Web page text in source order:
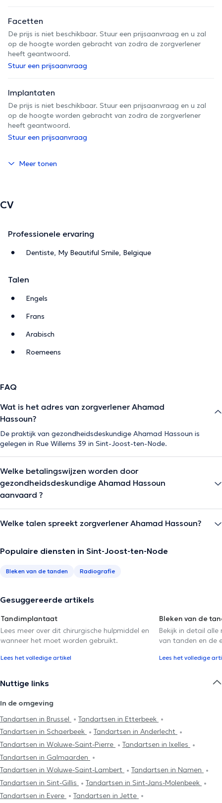
Facetten
De prijs is niet beschikbaar. Stuur een prijsaanvraag en u zal
op de hoogte worden gebracht van zodra de zorgverlener
heeft geantwoord.
Stuur een prijsaanvraag
Implantaten
De prijs is niet beschikbaar. Stuur een prijsaanvraag en u zal
op de hoogte worden gebracht van zodra de zorgverlener
heeft geantwoord.
Stuur een prijsaanvraag
Meer tonen
CV
Professionele ervaring
Dentiste, My Beautiful Smile, Belgique
Talen
Engels
Frans
Arabisch
Roemeens
FAQ
Wat is het adres van zorgverlener Ahamad
Hassoun?
De praktijk van gezondheidsdeskundige Ahamad Hassoun is
gelegen in Rue Willems 39 in Sint-Joost-ten-Node.
Welke betalingswijzen worden door
gezondheidsdeskundige Ahamad Hassoun
aanvaard ?
Welke talen spreekt zorgverlener Ahamad Hassoun?
Populaire diensten in Sint-Joost-ten-Node
Bleken van de tanden Radiografie
Gesuggereerde artikels
Tandimplantaat
Lees meer over dit chirurgische hulpmiddel en
wanneer het moet worden gebruikt.
Lees het volledige artikel
Bleken van de
Bekijk in detail
van tanden en de
Lees het volledige
Nuttige links
In de omgeving
Tandartsen in Brussel
Tandartsen in Etterbeek
Tandartsen in Schaerbeek
Tandartsen in Anderlecht
Tandartsen in Woluwe-Saint-Pierre
Tandartsen in Ixelles
Tandartsen in Galmaarden
Tandartsen in Woluwe-Saint-Lambert
Tandartsen in Namen
Tandartsen in Sint-Gillis
Tandartsen in Sint-Jans-Molenbeek
Tandartsen in Evere
Tandartsen in Jette